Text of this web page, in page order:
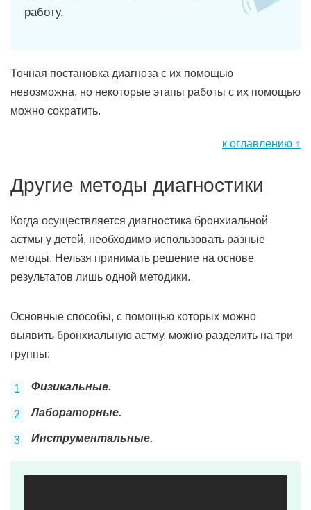
работу.
Точная постановка диагноза с их помощью
невозможна, но некоторые этапы работы с их помощью
можно сократить.
к оглавлению ↑
Другие методы диагностики
Когда осуществляется диагностика бронхиальной
астмы у детей, необходимо использовать разные
методы. Нельзя принимать решение на основе
результатов лишь одной методики.
Основные способы, с помощью которых можно
выявить бронхиальную астму, можно разделить на три
группы:
Физикальные.
Лабораторные.
Инструментальные.